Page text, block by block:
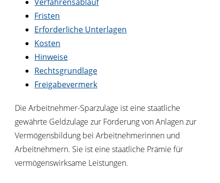
Fristen
Erforderliche Unterlagen
Kosten
Hinweise
Rechtsgrundlage
Freigabevermerk
Die Arbeitnehmer-Sparzulage ist eine staatliche
gewährte Geldzulage zur Förderung von Anlagen zur
Vermögensbildung bei Arbeitnehmerinnen und
Arbeitnehmern. Sie ist eine staatliche Prämie für
vermögenswirksame Leistungen.